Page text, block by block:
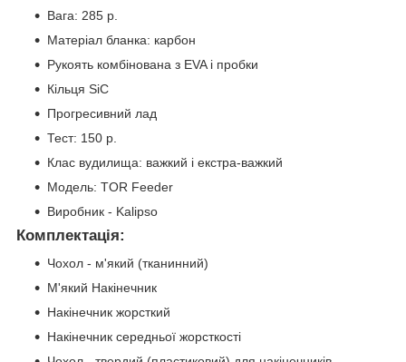
Вага: 285 р.
Матеріал бланка: карбон
Рукоять комбінована з EVA і пробки
Кільця SiC
Прогресивний лад
Тест: 150 р.
Клас вудилища: важкий і екстра-важкий
Модель: TOR Feeder
Виробник - Kalipso
Комплектація:
Чохол - м'який (тканинний)
М'який Накінечник
Накінечник жорсткий
Накінечник середньої жорсткості